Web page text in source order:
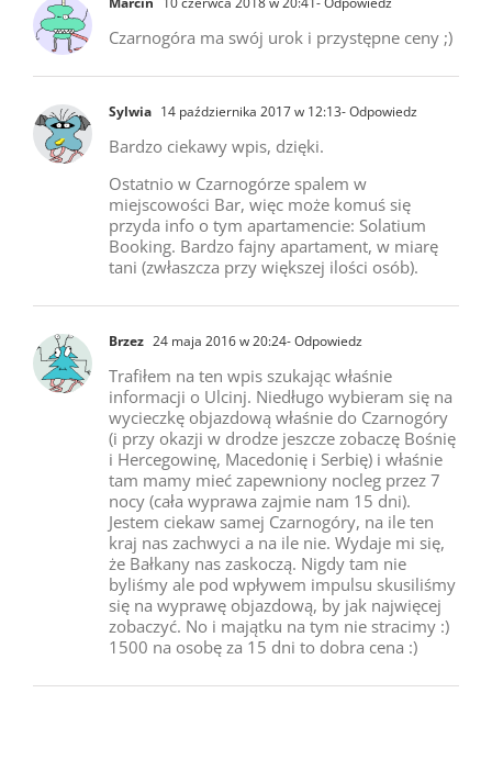
Czarnogóra ma swój urok i przystępne ceny ;)
Sylwia 14 października 2017 w 12:13- Odpowiedz
Bardzo ciekawy wpis, dzięki.
Ostatnio w Czarnogórze spalem w
miejscowości Bar, więc może komuś się
przyda info o tym apartamencie: Solatium
Booking. Bardzo fajny apartament, w miarę
tani (zwłaszcza przy większej ilości osób).
Brzez 24 maja 2016 w 20:24- Odpowiedz
Trafiłem na ten wpis szukając właśnie
informacji o Ulcinj. Niedługo wybieram się na
wycieczkę objazdową właśnie do Czarnogóry
(i przy okazji w drodze jeszcze zobaczę Bośnię
i Hercegowinę, Macedonię i Serbię) i właśnie
tam mamy mieć zapewniony nocleg przez 7
nocy (cała wyprawa zajmie nam 15 dni).
Jestem ciekaw samej Czarnogóry, na ile ten
kraj nas zachwyci a na ile nie. Wydaje mi się,
że Bałkany nas zaskoczą. Nigdy tam nie
byliśmy ale pod wpływem impulsu skusiliśmy
się na wyprawę objazdową, by jak najwięcej
zobaczyć. No i majątku na tym nie stracimy :)
1500 na osobę za 15 dni to dobra cena :)